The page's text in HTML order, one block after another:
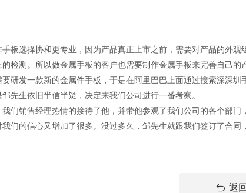
选择协和更专业，因为产品真正上市之前，需要对产品的外观
检测。所以做金属手板的客户也需要制作金属手板来完善自己的
发一款新的金属件手板，于是在阿里巴巴上面通过搜索深深圳
先生依旧半信半疑，决定来我们公司进行一番考察。
销售经理热情的接待了他，并带他参观了我们公司的各个部门
们的信心又增加了很多。没过多久，邹先生就跟我们签订了合同
返